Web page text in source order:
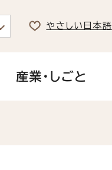
やさしい日本語
産業・しごと